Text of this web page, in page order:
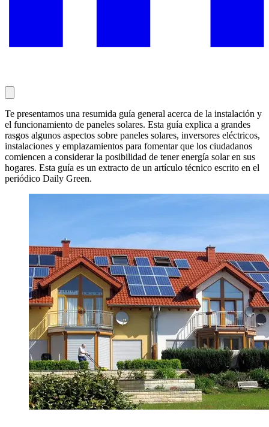
Te presentamos una resumida guía general acerca de la instalación y
el funcionamiento de paneles solares. Esta guía explica a grandes
rasgos algunos aspectos sobre paneles solares, inversores eléctricos,
instalaciones y emplazamientos para fomentar que los ciudadanos
comiencen a considerar la posibilidad de tener energía solar en sus
hogares. Esta guía es un extracto de un artículo técnico escrito en el
periódico Daily Green.